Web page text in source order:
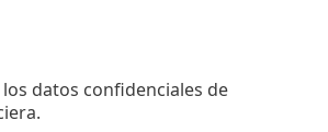
datos confidenciales de